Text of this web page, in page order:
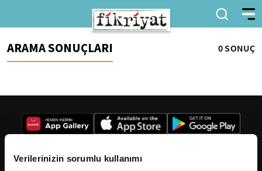
Verilerinizin sorumlu kullanımı
ARAMA SONUÇLARI 0 SONUÇ